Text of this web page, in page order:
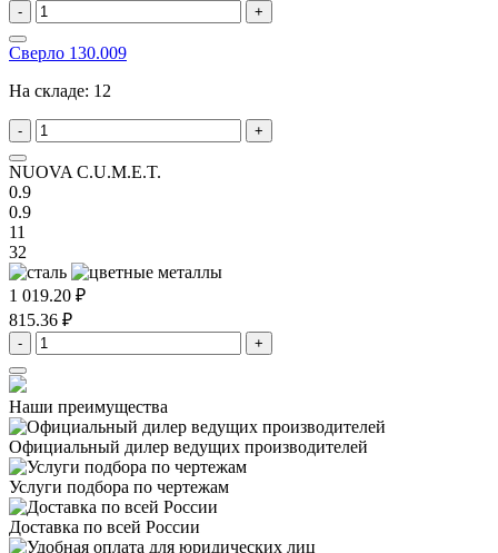
- +
Сверло 130.009
На складе: 12
- +
NUOVA C.U.M.E.T.
0.9
0.9
11
32
1 019.20 ₽
815.36 ₽
- +
Наши преимущества
Официальный дилер ведущих производителей
Услуги подбора по чертежам
Доставка по всей России